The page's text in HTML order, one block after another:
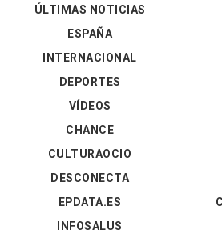
ÚLTIMAS NOTICIAS
ESPAÑA
INTERNACIONAL
DEPORTES
VÍDEOS
CHANCE
CULTURAOCIO
DESCONECTA
EPDATA.ES
INFOSALUS